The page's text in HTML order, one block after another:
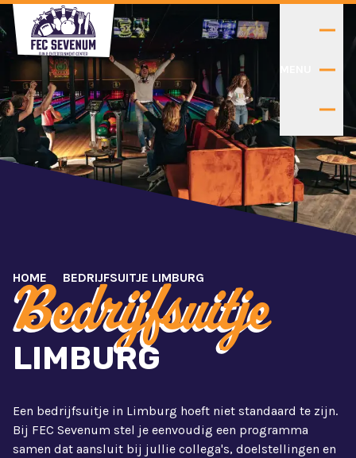
HOME BEDRIJFSUITJE LIMBURG
Bedrijfsuitje
LIMBURG
Een bedrijfsuitje in Limburg hoeft niet standaard te zijn.
Bij FEC Sevenum stel je eenvoudig een programma
samen dat aansluit bij jullie collega's, doelstellingen en